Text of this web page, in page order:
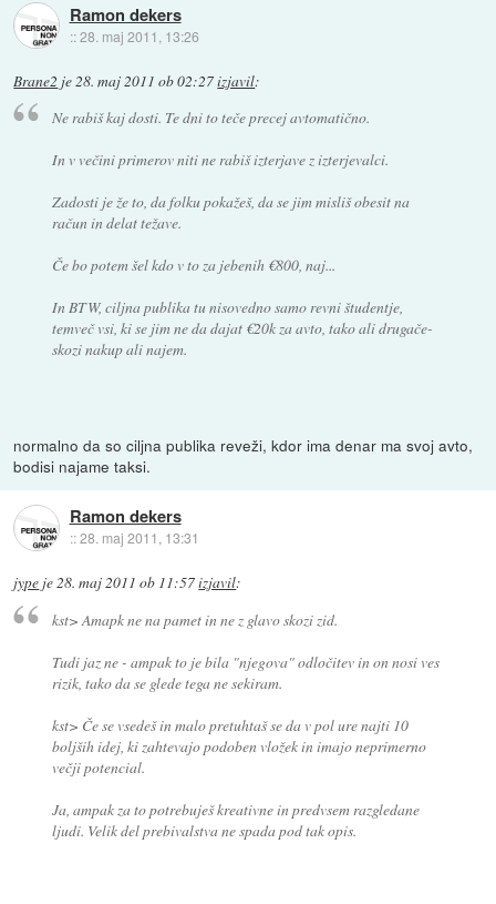
Ramon dekers
::28. maj 2011, 13:26
Brane2 je 28. maj 2011 ob 02:27izjavil:
Ne rabiš kaj dosti. Te dni to teče precej avtomatično.
In v večini primerov niti ne rabiš izterjave z izterjevalci.
Zadosti je že to, da folku pokažeš, da se jim misliš obesit na
račun in delat težave.
Če bo potem šel kdo v to za jebenih €800, naj...
In BTW, ciljna publika tu nisovedno samo revni študentje,
temveč vsi, ki se jim ne da dajat €20k za avto, tako ali drugače-
skozi nakup ali najem.
normalno da so ciljna publika reveži, kdor ima denar ma svoj avto,
bodisi najame taksi.
Ramon dekers
::28. maj 2011, 13:31
jype je28. maj 2011 ob 11:57izjavil:
kst> Amapk ne na pamet in ne z glavo skozi zid.
Tudi jaz ne - ampak to je bila "njegova" odločitev in on nosi ves
rizik, tako da se glede tega ne sekiram.
kst> Če se vsedeš in malo pretuhtaš se da v pol ure najti 10
boljših idej, ki zahtevajo podoben vložek in imajo neprimerno
večji potencial.
Ja, ampak za to potrebuješ kreativne in predvsem razgledane
ljudi. Velik del prebivalstva ne spada pod tak opis.